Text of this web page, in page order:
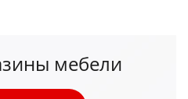
мебели